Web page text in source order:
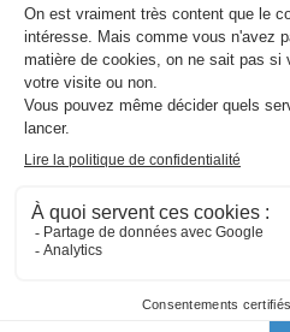
d’Energipole
partenaires à
industrielles
service d’une
responsable des